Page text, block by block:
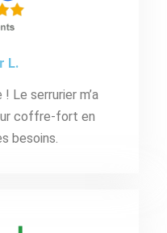
L.
Le serrurier m’a
coffre-fort en
besoins.